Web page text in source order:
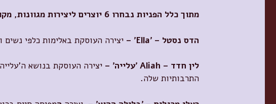
מתוך כלל הפניות נבחרו 6 יוצרים ליצירות מגוונות, מקוריות, שונות ומעניינות:
הדס נסטל – 'Ella'
– יצירה העוסקת באלימות כלפי נשים
לין חדד – Aliah 'עלייה' – יצירה העוסקת בנושא
התרבותיות שלה.